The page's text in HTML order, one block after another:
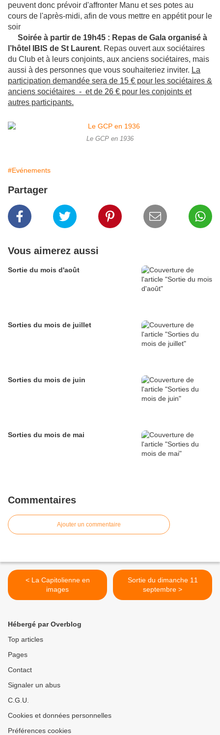
peuvent donc prévoir d'affronter Manu et ses potes au
cours de l'après-midi, afin de vous mettre en appétit pour le
soir
Soirée à partir de 19h45 : Repas de Gala organisé à
l’hôtel
IBIS de St Laurent. Repas ouvert aux sociétaires
du Club et à leurs conjoints, aux anciens sociétaires, mais
aussi à des personnes que vous souhaiteriez inviter. La
participation demandée sera de 15 € pour les sociétaires &
anciens sociétaires - et de 26 € pour les conjoints et
autres participants.
Le GCP en 1936
#Evénements
Partager
Vous aimerez aussi
Sortie du mois d'août
Sorties du mois de juillet
Sorties du mois de juin
Sorties du mois de mai
Commentaires
Ajouter un commentaire
< La Capitolienne en
images
Sortie du dimanche 11
septembre >
Hébergé par Overblog
Top articles
Pages
Contact
Signaler un abus
C.G.U.
Cookies et données personnelles
Préférences cookies